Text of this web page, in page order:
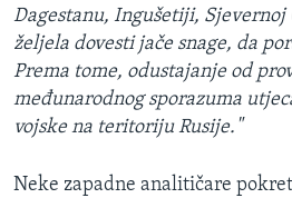
Dagestanu, Ingušetiji, Sjevernoj
željela dovesti jače snage, da
Prema tome, odustajanje od
međunarodnog sporazuma
vojske na teritoriju Rusije."
Neke zapadne analitičare